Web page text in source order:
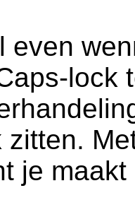
even
lock
zitten.
je